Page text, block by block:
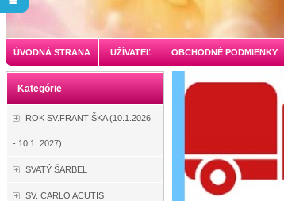
ÚVODNÁ STRANA UŽÍVATEĽ OBCHODNÉ PODMIENKY
Kategórie
ROK SV.FRANTIŠKA (10.1.2026
- 10.1. 2027)
SVATÝ ŠARBEL
SV. CARLO ACUTIS